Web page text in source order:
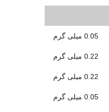
0.05 میلی گرم
0.22 میلی گرم
0.22 میلی گرم
0.05 میلی گرم